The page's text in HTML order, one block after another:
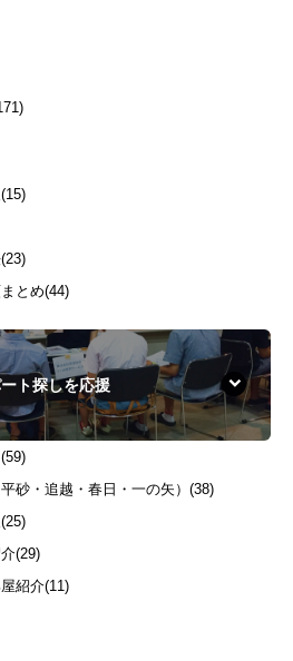
(15)
(23)
とめ(44)
ト探しを応援
(59)
砂・追越・春日・一の矢） (38)
(25)
(29)
紹介(11)